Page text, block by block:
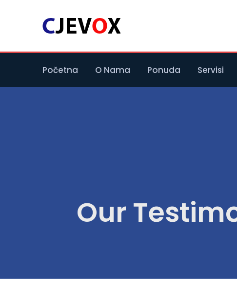
Početna O Nama Ponuda Servisi
Our